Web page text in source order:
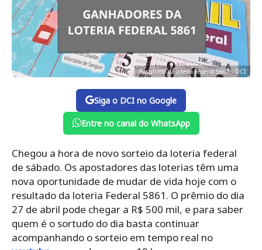
Resultado da loteria Federal 5861 - DCI
Siga o DCI no Google
Entre no canal do WhatsApp
Chegou a hora de novo sorteio da loteria federal
de sábado. Os apostadores das loterias têm uma
nova oportunidade de mudar de vida hoje com o
resultado da loteria Federal 5861. O prêmio do dia
27 de abril pode chegar a R$ 500 mil, e para saber
quem é o sortudo do dia basta continuar
acompanhando o sorteio em tempo real no